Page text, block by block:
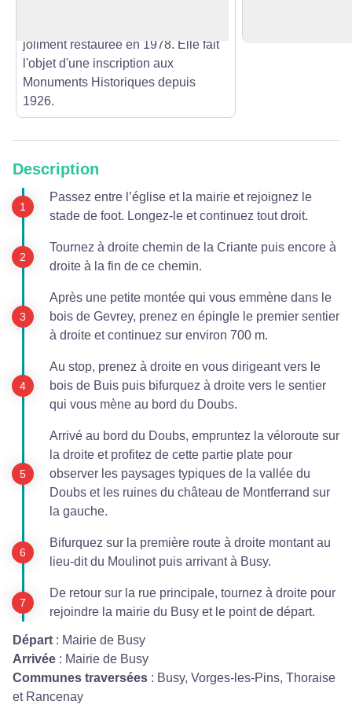
joliment restaurée en 1978. Elle fait
l'objet d'une inscription aux
Monuments Historiques depuis
1926.
Description
Passez entre l’église et la mairie et rejoignez le
stade de foot. Longez-le et continuez tout droit.
Tournez à droite chemin de la Criante puis encore à
droite à la fin de ce chemin.
Après une petite montée qui vous emmène dans le
bois de Gevrey, prenez en épingle le premier sentier
à droite et continuez sur environ 700 m.
Au stop, prenez à droite en vous dirigeant vers le
bois de Buis puis bifurquez à droite vers le sentier
qui vous mène au bord du Doubs.
Arrivé au bord du Doubs, empruntez la véloroute sur
la droite et profitez de cette partie plate pour
observer les paysages typiques de la vallée du
Doubs et les ruines du château de Montferrand sur
la gauche.
Bifurquez sur la première route à droite montant au
lieu-dit du Moulinot puis arrivant à Busy.
De retour sur la rue principale, tournez à droite pour
rejoindre la mairie du Busy et le point de départ.
Départ : Mairie de Busy
Arrivée : Mairie de Busy
Communes traversées : Busy, Vorges-les-Pins, Thoraise
et Rancenay